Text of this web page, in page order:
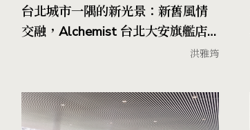
台北城市一隅的新光景：新舊風情
交融，Alchemist 台北大安旗艦店
洪雅筠